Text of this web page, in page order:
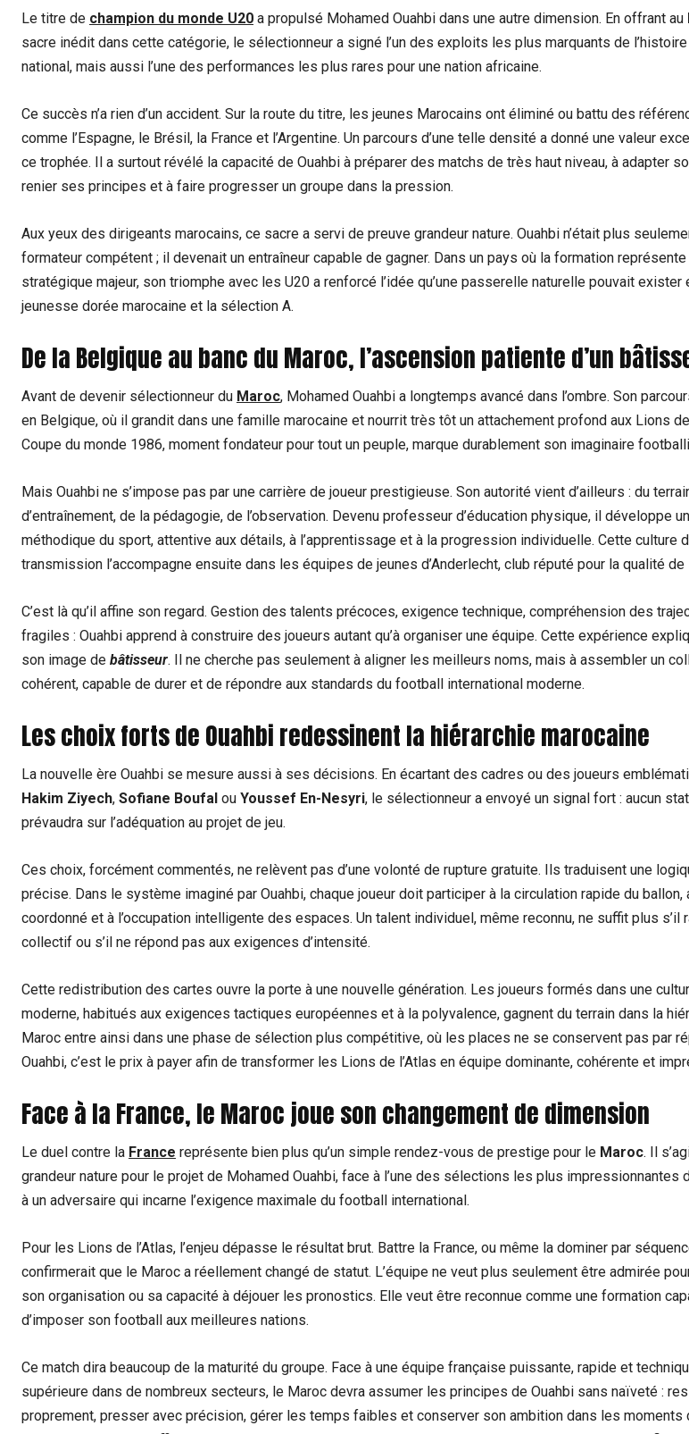
Le titre de champion du monde U20 a propulsé Mohamed Ouahbi dans une autre dimension. En offrant au
sacre inédit dans cette catégorie, le sélectionneur a signé l’un des exploits les plus marquants de l’histoire
national, mais aussi l’une des performances les plus rares pour une nation africaine.
Ce succès n’a rien d’un accident. Sur la route du titre, les jeunes Marocains ont éliminé ou battu des
comme l’Espagne, le Brésil, la France et l’Argentine. Un parcours d’une telle densité a donné une valeur
ce trophée. Il a surtout révélé la capacité de Ouahbi à préparer des matchs de très haut niveau, à adapter
renier ses principes et à faire progresser un groupe dans la pression.
Aux yeux des dirigeants marocains, ce sacre a servi de preuve grandeur nature. Ouahbi n’était plus
formateur compétent ; il devenait un entraîneur capable de gagner. Dans un pays où la formation représente
stratégique majeur, son triomphe avec les U20 a renforcé l’idée qu’une passerelle naturelle pouvait exister
jeunesse dorée marocaine et la sélection A.
De la Belgique au banc du Maroc, l’ascension patiente d’un
Avant de devenir sélectionneur du Maroc, Mohamed Ouahbi a longtemps avancé dans l’ombre. Son
en Belgique, où il grandit dans une famille marocaine et nourrit très tôt un attachement profond aux Lions de
Coupe du monde 1986, moment fondateur pour tout un peuple, marque durablement son imaginaire
Mais Ouahbi ne s’impose pas par une carrière de joueur prestigieuse. Son autorité vient d’ailleurs : du
d’entraînement, de la pédagogie, de l’observation. Devenu professeur d’éducation physique, il développe
méthodique du sport, attentive aux détails, à l’apprentissage et à la progression individuelle. Cette culture
transmission l’accompagne ensuite dans les équipes de jeunes d’Anderlecht, club réputé pour la qualité
C’est là qu’il affine son regard. Gestion des talents précoces, exigence technique, compréhension des
fragiles : Ouahbi apprend à construire des joueurs autant qu’à organiser une équipe. Cette expérience
son image de bâtisseur. Il ne cherche pas seulement à aligner les meilleurs noms, mais à assembler un
cohérent, capable de durer et de répondre aux standards du football international moderne.
Les choix forts de Ouahbi redessinent la hiérarchie marocaine
La nouvelle ère Ouahbi se mesure aussi à ses décisions. En écartant des cadres ou des joueurs
Hakim Ziyech, Sofiane Boufal ou Youssef En-Nesyri, le sélectionneur a envoyé un signal fort : aucun
prévaudra sur l’adéquation au projet de jeu.
Ces choix, forcément commentés, ne relèvent pas d’une volonté de rupture gratuite. Ils traduisent une
précise. Dans le système imaginé par Ouahbi, chaque joueur doit participer à la circulation rapide du ballon,
coordonné et à l’occupation intelligente des espaces. Un talent individuel, même reconnu, ne suffit plus s’il
collectif ou s’il ne répond pas aux exigences d’intensité.
Cette redistribution des cartes ouvre la porte à une nouvelle génération. Les joueurs formés dans une
moderne, habitués aux exigences tactiques européennes et à la polyvalence, gagnent du terrain dans la
Maroc entre ainsi dans une phase de sélection plus compétitive, où les places ne se conservent pas par
Ouahbi, c’est le prix à payer afin de transformer les Lions de l’Atlas en équipe dominante, cohérente et
Face à la France, le Maroc joue son changement de dimension
Le duel contre la France représente bien plus qu’un simple rendez-vous de prestige pour le Maroc. Il
grandeur nature pour le projet de Mohamed Ouahbi, face à l’une des sélections les plus impressionnantes
à un adversaire qui incarne l’exigence maximale du football international.
Pour les Lions de l’Atlas, l’enjeu dépasse le résultat brut. Battre la France, ou même la dominer par
confirmerait que le Maroc a réellement changé de statut. L’équipe ne veut plus seulement être admirée
son organisation ou sa capacité à déjouer les pronostics. Elle veut être reconnue comme une formation
d’imposer son football aux meilleures nations.
Ce match dira beaucoup de la maturité du groupe. Face à une équipe française puissante, rapide et
supérieure dans de nombreux secteurs, le Maroc devra assumer les principes de Ouahbi sans naïveté :
proprement, presser avec précision, gérer les temps faibles et conserver son ambition dans les moments